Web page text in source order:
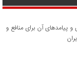
پیامدهای آن برای منافع و